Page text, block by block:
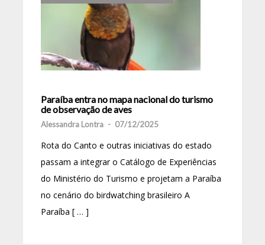
Paraíba entra no mapa nacional do turismo
de observação de aves
Alessandra Lontra - 07/12/2025
Rota do Canto e outras iniciativas do estado
passam a integrar o Catálogo de Experiências
do Ministério do Turismo e projetam a Paraíba
no cenário do birdwatching brasileiro A
Paraíba [ … ]